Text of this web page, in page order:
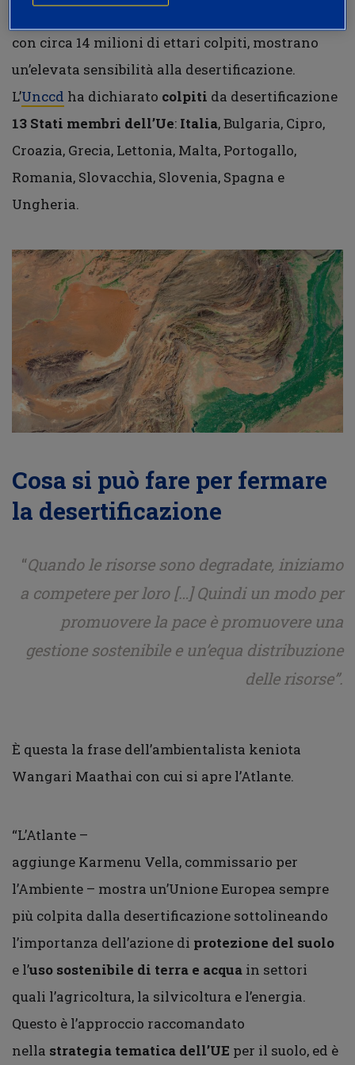
con circa 14 milioni di ettari colpiti, mostrano
un’elevata sensibilità alla desertificazione.
L’Unccd ha dichiarato colpiti da desertificazione
13 Stati membri dell’Ue: Italia, Bulgaria, Cipro,
Croazia, Grecia, Lettonia, Malta, Portogallo,
Romania, Slovacchia, Slovenia, Spagna e
Ungheria.
Cosa si può fare per fermare
la desertificazione
“Quando le risorse sono degradate, iniziamo
a competere per loro […] Quindi un modo per
promuovere la pace è promuovere una
gestione sostenibile e un’equa distribuzione
delle risorse”.
È questa la frase dell’ambientalista keniota
Wangari Maathai con cui si apre l’Atlante.
“L’Atlante –
aggiunge Karmenu Vella, commissario per
l’Ambiente – mostra un’Unione Europea sempre
più colpita dalla desertificazione sottolineando
l’importanza dell’azione di protezione del suolo
e l’uso sostenibile di terra e acqua in settori
quali l’agricoltura, la silvicoltura e l’energia.
Questo è l’approccio raccomandato
nella strategia tematica dell’UE per il suolo, ed è